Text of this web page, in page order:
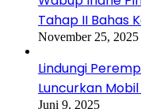
Tahap II Bahas
November 25, 2025
Lindungi
Luncurkan
Juni 9, 2025